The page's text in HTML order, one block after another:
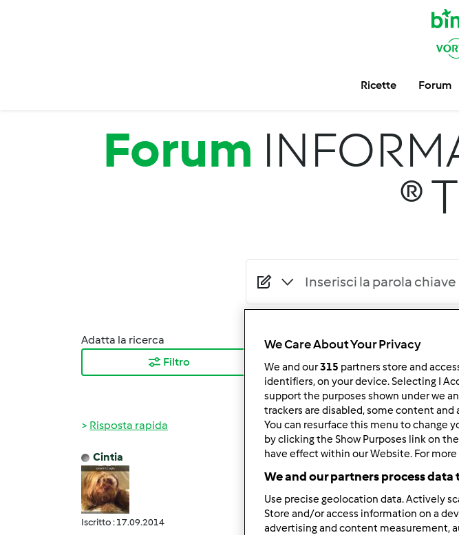
Ricette Forum
Forum
®
Adatta la ricerca
Filtro
Ordina per:
I risultati più recenti
Risposta rapida
Cintia
Iscritto : 17.09.2014
Grazie Patty!
io sono qui e attendo fiduciosa! Io
succedendo adesso con il tm5.
We Care About Your Privacy
We and our315 partners store and
identifiers, on your device. Selecting I
support the purposes shown under we
trackers are disabled, some content and
You can resurface this menu to change
by clicking the Show Purposes link on
have effect within our Website. For
We and our partners process data
Use precise geolocation data. Actively
Store and/or access information on a
advertising and content measurement,